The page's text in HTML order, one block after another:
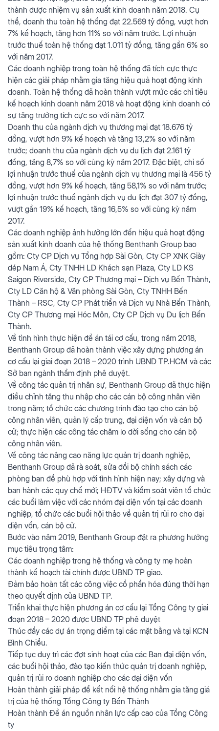
thành được nhiệm vụ sản xuất kinh doanh năm 2018. Cụ
thể, doanh thu toàn hệ thống đạt 22.569 tỷ đồng, vượt hơn
7% kế hoạch, tăng hơn 11% so với năm trước. Lợi nhuận
trước thuế toàn hệ thống đạt 1.011 tỷ đồng, tăng gần 6% so
với năm 2017.
Các doanh nghiệp trong toàn hệ thống đã tích cực thực
hiện các giải pháp nhằm gia tăng hiệu quả hoạt động kinh
doanh. Toàn hệ thống đã hoàn thành vượt mức các chỉ tiêu
kế hoạch kinh doanh năm 2018 và hoạt động kinh doanh có
sự tăng trưởng tích cực so với năm 2017.
Doanh thu của ngành dịch vụ thương mại đạt 18.676 tỷ
đồng, vượt hơn 9% kế hoạch và tăng 13,2% so với năm
trước; doanh thu của ngành dịch vụ du lịch đạt 2.161 tỷ
đồng, tăng 8,7% so với cùng kỳ năm 2017. Đặc biệt, chỉ số
lợi nhuận trước thuế của ngành dịch vụ thương mại là 456 tỷ
đồng, vượt hơn 9% kế hoạch, tăng 58,1% so với năm trước;
lợi nhuận trước thuế ngành dịch vụ du lịch đạt 307 tỷ đồng,
vượt gần 19% kế hoạch, tăng 16,5% so với cùng kỳ năm
2017.
Các doanh nghiệp ảnh hưởng lớn đến hiệu quả hoạt động
sản xuất kinh doanh của hệ thống Benthanh Group bao
gồm: Cty CP Dịch vụ Tổng hợp Sài Gòn, Cty CP XNK Giày
dép Nam Á, Cty TNHH LD Khách sạn Plaza, Cty LD KS
Saigon Riverside, Cty CP Thương mại – Dịch vụ Bến Thành,
Cty LD Căn hộ & Văn phòng Sài Gòn, Cty TNHH Bến
Thành – RSC, Cty CP Phát triển và Dịch vụ Nhà Bến Thành,
Cty CP Thương mại Hóc Môn, Cty CP Dịch vụ Du lịch Bến
Thành.
Về tình hình thực hiện đề án tái cơ cấu, trong năm 2018,
Benthanh Group đã hoàn thành việc xây dựng phương án
cơ cấu lại giai đoạn 2018 – 2020 trình UBND TP.HCM và các
Sở ban ngành thẩm định phê duyệt.
Về công tác quản trị nhân sự, Benthanh Group đã thực hiện
điều chỉnh tăng thu nhập cho các cán bộ công nhân viên
trong năm; tổ chức các chương trình đào tạo cho cán bộ
công nhân viên, quản lý cấp trung, đại diện vốn và cán bộ
cử; thực hiện các công tác chăm lo đời sống cho cán bộ
công nhân viên.
Về công tác nâng cao năng lực quản trị doanh nghiệp,
Benthanh Group đã rà soát, sửa đổi bộ chính sách các
phòng ban để phù hợp với tình hình hiện nay; xây dựng và
ban hành các quy chế mới; HĐTV và kiểm soát viên tổ chức
các buổi làm việc với các nhóm đại diện vốn tại các doanh
nghiệp, tổ chức các buổi hội thảo về quản trị rủi ro cho đại
diện vốn, cán bộ cử.
Bước vào năm 2019, Benthanh Group đặt ra phương hướng
mục tiêu trọng tâm:
Các doanh nghiệp trong hệ thống và công ty mẹ hoàn
thành kế hoạch tài chính được UBND TP giao.
Đảm bảo hoàn tất các công việc cổ phần hóa đúng thời hạn
theo quyết định của UBND TP.
Triển khai thực hiện phương án cơ cấu lại Tổng Công ty giai
đoạn 2018 – 2020 được UBND TP phê duyệt
Thúc đẩy các dự án trọng điểm tại các mặt bằng và tại KCN
Bình Chiểu.
Tiếp tục duy trì các đợt sinh hoạt của các Ban đại diện vốn,
các buổi hội thảo, đào tạo kiến thức quản trị doanh nghiệp,
quản trị rủi ro doanh nghiệp cho các đại diện vốn
Hoàn thành giải pháp để kết nối hệ thống nhằm gia tăng giá
trị của hệ thống Tổng Công ty Bến Thành
Hoàn thành Đề án nguồn nhân lực cấp cao của Tổng Công
ty